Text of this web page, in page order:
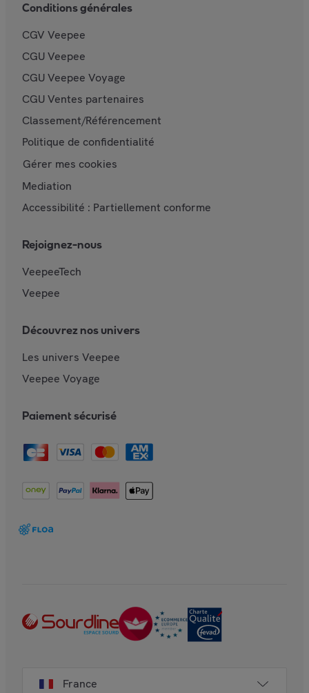
Conditions générales
CGV Veepee
CGU Veepee
CGU Veepee Voyage
CGU Ventes partenaires
Classement/Référencement
Politique de confidentialité
Gérer mes cookies
Mediation
Accessibilité : Partiellement conforme
Rejoignez-nous
VeepeeTech
Veepee
Découvrez nos univers
Les univers Veepee
Veepee Voyage
Paiement sécurisé
France